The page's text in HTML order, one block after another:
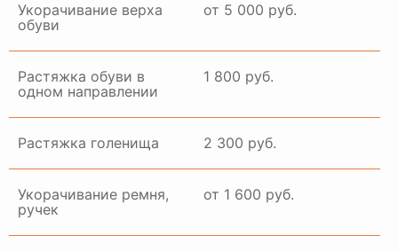
Укорачивание верха
обуви
от 5 000 руб.
Растяжка обуви в
одном направлении
1 800 руб.
Растяжка голенища 2 300 руб.
Укорачивание ремня,
ручек
от 1 600 руб.